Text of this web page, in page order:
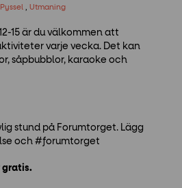
Pyssel Utmaning
15 är du välkommen att
varje vecka. Det kan
såpbubblor, karaoke och
stund på Forumtorget. Lägg
och #forumtorget
gratis.